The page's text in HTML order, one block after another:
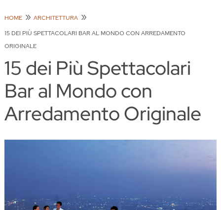
HOME
ARCHITETTURA
15 DEI PIÙ SPETTACOLARI BAR AL MONDO CON ARREDAMENTO
ORIGINALE
15 dei Più Spettacolari
Bar al Mondo con
Arredamento Originale